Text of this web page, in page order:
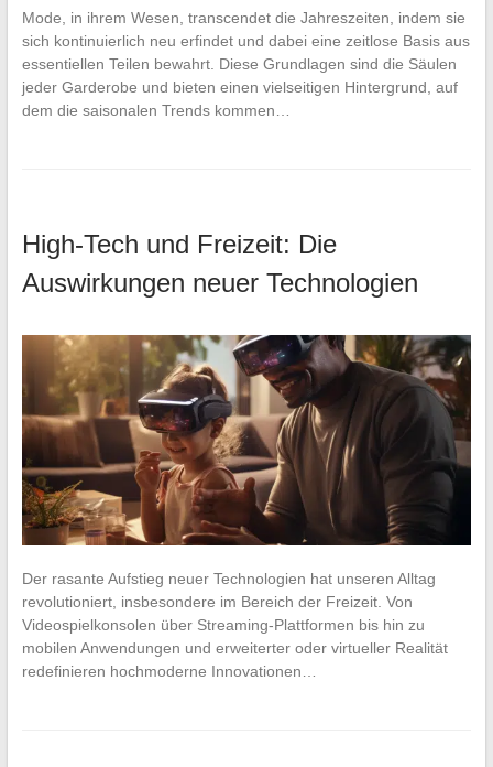
Mode, in ihrem Wesen, transcendet die Jahreszeiten, indem sie
sich kontinuierlich neu erfindet und dabei eine zeitlose Basis aus
essentiellen Teilen bewahrt. Diese Grundlagen sind die Säulen
jeder Garderobe und bieten einen vielseitigen Hintergrund, auf
dem die saisonalen Trends kommen…
High-Tech und Freizeit: Die
Auswirkungen neuer Technologien
Der rasante Aufstieg neuer Technologien hat unseren Alltag
revolutioniert, insbesondere im Bereich der Freizeit. Von
Videospielkonsolen über Streaming-Plattformen bis hin zu
mobilen Anwendungen und erweiterter oder virtueller Realität
redefinieren hochmoderne Innovationen…